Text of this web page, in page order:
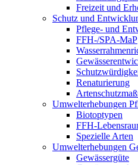
Freizeit und
Schutz und
Pflege- und
FFH-/SPA-MaP
Renaturierung
Umwelterhebungen
Biotoptypen
FFH-
Spezielle Arten
Umwelterhebungen
Gewässergüte